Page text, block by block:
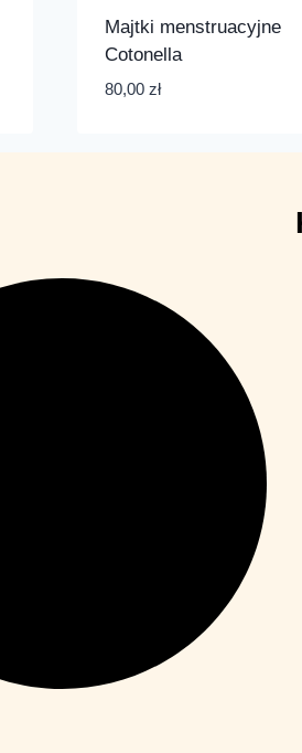
Majtki menstruacyjne
Cotonella
80,00 zł